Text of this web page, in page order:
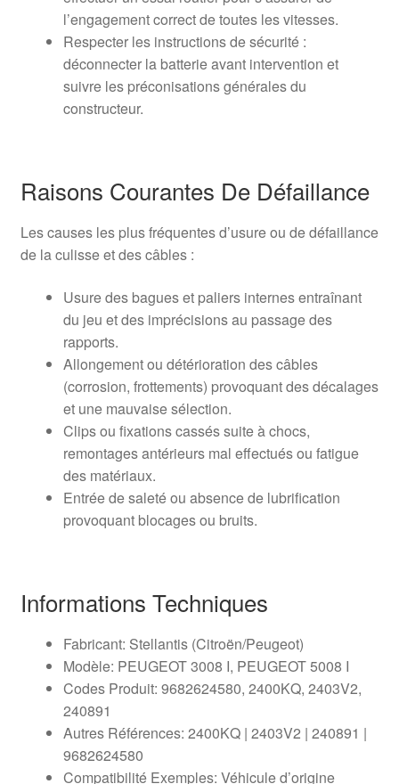
l’engagement correct de toutes les vitesses.
Respecter les instructions de sécurité :
déconnecter la batterie avant intervention et
suivre les préconisations générales du
constructeur.
Raisons Courantes De Défaillance
Les causes les plus fréquentes d’usure ou de défaillance
de la culisse et des câbles :
Usure des bagues et paliers internes entraînant
du jeu et des imprécisions au passage des
rapports.
Allongement ou détérioration des câbles
(corrosion, frottements) provoquant des décalages
et une mauvaise sélection.
Clips ou fixations cassés suite à chocs,
remontages antérieurs mal effectués ou fatigue
des matériaux.
Entrée de saleté ou absence de lubrification
provoquant blocages ou bruits.
Informations Techniques
Fabricant: Stellantis (Citroën/Peugeot)
Modèle: PEUGEOT 3008 I, PEUGEOT 5008 I
Codes Produit: 9682624580, 2400KQ, 2403V2,
240891
Autres Références: 2400KQ | 2403V2 | 240891 |
9682624580
Compatibilité Exemples: Véhicule d’origine